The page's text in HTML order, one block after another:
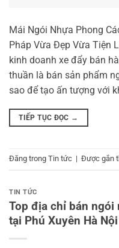
Mái Ngói Nhựa Phong
Pháp Vừa Đẹp Vừa Tiện
kinh doanh xe đẩy bán
thuần là bán sản phẩm
sao để tạo ấn tượng với
TIẾP TỤC ĐỌC →
Đăng trong Tin tức | Được gắn
TIN TỨC
Top địa chỉ bán
tại Phú Xuyên Hà Nội